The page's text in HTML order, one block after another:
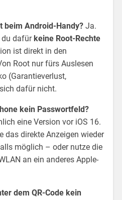
beim Android-Handy? Ja.
du dafür keine Root-Rechte
ist direkt in den
Root nur fürs Auslesen
(Garantieverlust,
dafür nicht.
kein Passwortfeld?
eine Version vor iOS 16.
das direkte Anzeigen wieder
möglich – oder nutze die
an ein anderes Apple-
dem QR-Code kein